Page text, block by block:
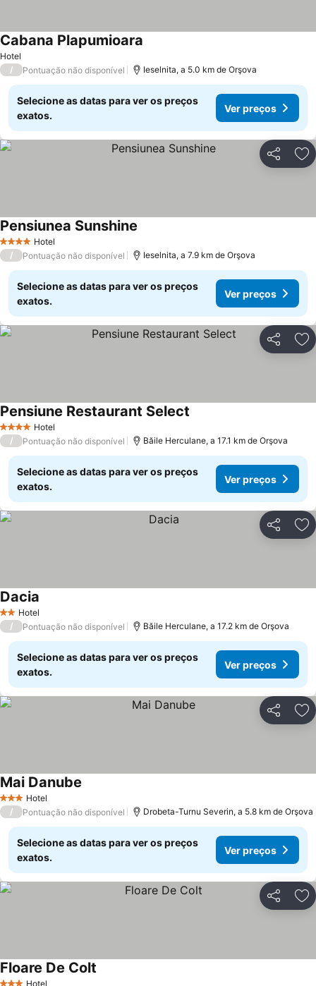
Hotel
Cabana Plapumioara
/ Pontuação não disponível Ieselnita, a 5.0 km de Orşova
Selecione as datas para ver os preços
exatos.
Ver preços
Partilhar
4 EstrelasHotel
Pensiunea Sunshine
/ Pontuação não disponível Ieselnita, a 7.9 km de Orşova
Selecione as datas para ver os preços
exatos.
Ver preços
Partilhar
4 EstrelasHotel
Pensiune Restaurant Select
/ Pontuação não disponível Băile Herculane, a 17.1 km de Orşova
Selecione as datas para ver os preços
exatos.
Ver preços
Partilhar
2 Estrelas
Hotel
Dacia
/ Pontuação não disponível Băile Herculane, a 17.2 km de Orşova
Selecione as datas para ver os preços
exatos.
Ver preços
Partilhar
3 EstrelasHotel
Mai Danube
/ Pontuação não disponível Drobeta-Turnu Severin, a 5.8 km de Orşova
Selecione as datas para ver os preços
exatos.
Ver preços
Partilhar
Hotel
Floare De Colt